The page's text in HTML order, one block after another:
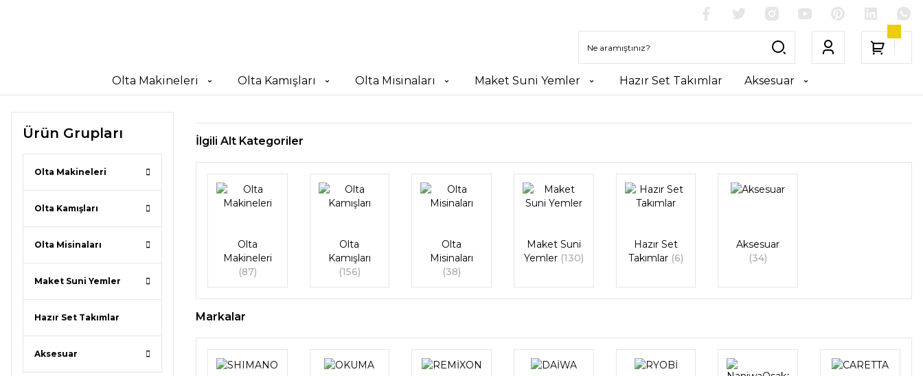
Olta Makineleri Olta Kamışları Olta Misinaları Maket Suni Yemler Hazır Set Takımlar Aksesuar
Ürün Grupları
Olta Makineleri
Olta Kamışları
Olta Misinaları
Maket Suni Yemler
Hazır Set Takımlar
Aksesuar
İlgili Alt Kategoriler
Olta
Makineleri
(87)
Olta
Kamışları
(156)
Olta
Misinaları
(38)
Maket Suni
Yemler (130)
Hazır Set
Takımlar (6)
Aksesuar
(34)
Markalar